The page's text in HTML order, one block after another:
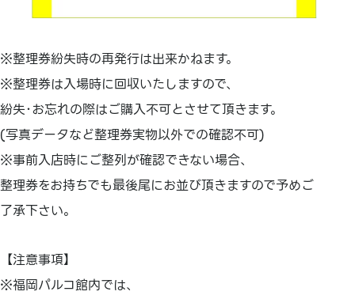
※整理券紛失時の再発行は出来かねます。
※整理券は入場時に回収いたしますので、
紛失･お忘れの際はご購入不可とさせて頂きます。
(写真データなど整理券実物以外での確認不可)
※事前入店時にご整列が確認できない場合、
整理券をお持ちでも最後尾にお並び頂きますので予めご
了承下さい。
【注意事項】
※福岡パルコ館内では、